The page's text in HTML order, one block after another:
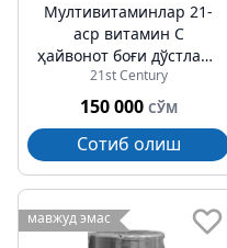
Мултивитаминлар 21-
аср витамин C
ҳайвонот боғи дўстлари
билан болалар учун
мултивитаминлар 60-
пастиллари
21st Century
150 000 СЎМ
Сотиб олиш
мавжуд эмас